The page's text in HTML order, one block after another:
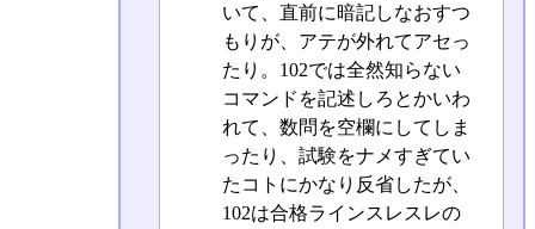
いて、直前に暗記しなおすつ
もりが、アテが外れてアセっ
たり。102では全然知らない
コマンドを記述しろとかいわ
れて、数問を空欄にしてしま
ったり、試験をナメすぎてい
たコトにかなり反省したが、
102は合格ラインスレスレの